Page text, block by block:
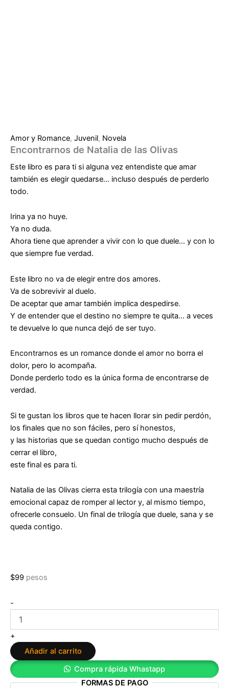
Amor y Romance, Juvenil, Novela
Encontrarnos de Natalia de las Olivas
Este libro es para ti si alguna vez entendiste que amar
también es elegir quedarse… incluso después de perderlo
todo.
Irina ya no huye.
Ya no duda.
Ahora tiene que aprender a vivir con lo que duele… y con lo
que siempre fue verdad.
Este libro no va de elegir entre dos amores.
Va de sobrevivir al duelo.
De aceptar que amar también implica despedirse.
Y de entender que el destino no siempre te quita… a veces
te devuelve lo que nunca dejó de ser tuyo.
Encontrarnos es un romance donde el amor no borra el
dolor, pero lo acompaña.
Donde perderlo todo es la única forma de encontrarse de
verdad.
Si te gustan los libros que te hacen llorar sin pedir perdón,
los finales que no son fáciles, pero sí honestos,
y las historias que se quedan contigo mucho después de
cerrar el libro,
este final es para ti.
Natalia de las Olivas cierra esta trilogía con una maestría
emocional capaz de romper al lector y, al mismo tiempo,
ofrecerle consuelo. Un final de trilogía que duele, sana y se
queda contigo.
$99 pesos
-
de
Natalia
de
las
Olivas
cantidad
+
Añadir al carrito
Compra rápida Whastapp
FORMAS DE PAGO